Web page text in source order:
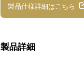
製品仕様詳細はこちら
製品詳細